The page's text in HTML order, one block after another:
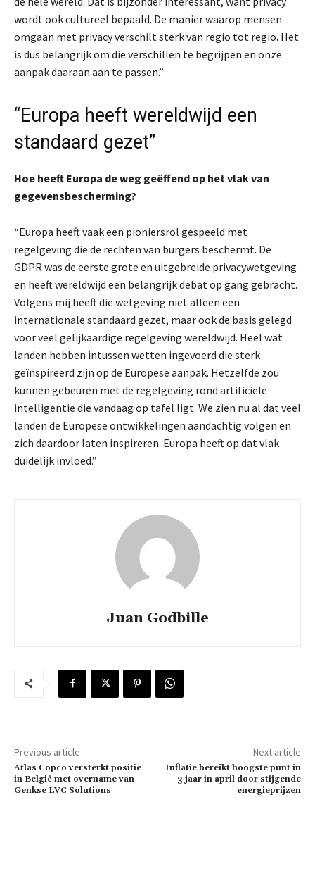
wordt ook cultureel bepaald. De manier waarop mensen
omgaan met privacy verschilt sterk van regio tot regio. Het
is dus belangrijk om die verschillen te begrijpen en onze
aanpak daaraan aan te passen.”
“Europa heeft wereldwijd een
standaard gezet”
Hoe heeft Europa de weg geëffend op het vlak van
gegevensbescherming?
“Europa heeft vaak een pioniersrol gespeeld met
regelgeving die de rechten van burgers beschermt. De
GDPR was de eerste grote en uitgebreide privacywetgeving
en heeft wereldwijd een belangrijk debat op gang gebracht.
Volgens mij heeft die wetgeving niet alleen een
internationale standaard gezet, maar ook de basis gelegd
voor veel gelijkaardige regelgeving wereldwijd. Heel wat
landen hebben intussen wetten ingevoerd die sterk
geïnspireerd zijn op de Europese aanpak. Hetzelfde zou
kunnen gebeuren met de regelgeving rond artificiële
intelligentie die vandaag op tafel ligt. We zien nu al dat veel
landen de Europese ontwikkelingen aandachtig volgen en
zich daardoor laten inspireren. Europa heeft op dat vlak
duidelijk invloed.”
Juan Godbille
Previous article
Atlas Copco versterkt positie
in België met overname van
Genkse LVC Solutions
Next article
Inflatie bereikt hoogste punt in
3 jaar in april door stijgende
energieprijzen